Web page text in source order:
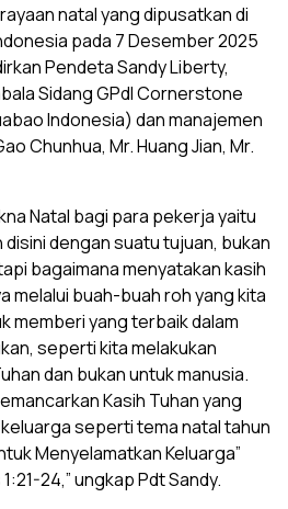
natal yang dipusatkan di
pada 7 Desember 2025
Pendeta Sandy Liberty,
Sidang GPdI Cornerstone
Indonesia) dan manajemen
Chunhua, Mr. Huang Jian, Mr.
Natal bagi para pekerja yaitu
dengan suatu tujuan, bukan
bagaimana menyatakan kasih
melalui buah-buah roh yang kita
memberi yang terbaik dalam
seperti kita melakukan
dan bukan untuk manusia.
Kasih Tuhan yang
seperti tema natal tahun
Menyelamatkan Keluarga”
24,” ungkap Pdt Sandy.